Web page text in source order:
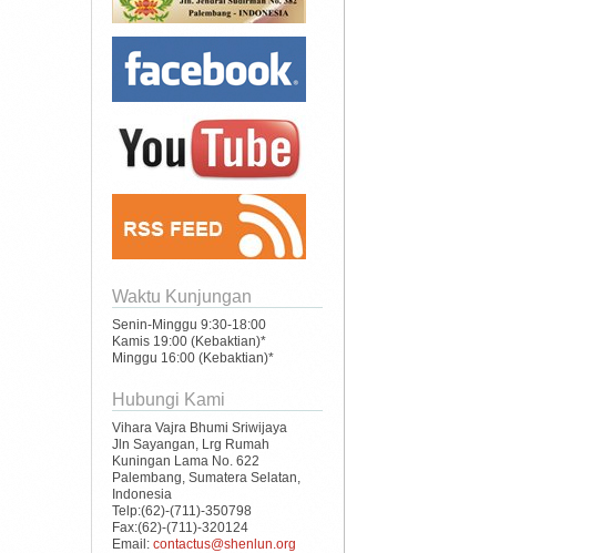
Waktu Kunjungan
Senin-Minggu 9:30-18:00
Kamis 19:00 (Kebaktian)*
Minggu 16:00 (Kebaktian)*
Hubungi Kami
Vihara Vajra Bhumi Sriwijaya
Jln Sayangan, Lrg Rumah
Kuningan Lama No. 622
Palembang, Sumatera Selatan,
Indonesia
Telp:(62)-(711)-350798
Fax:(62)-(711)-320124
Email: contactus@shenlun.org